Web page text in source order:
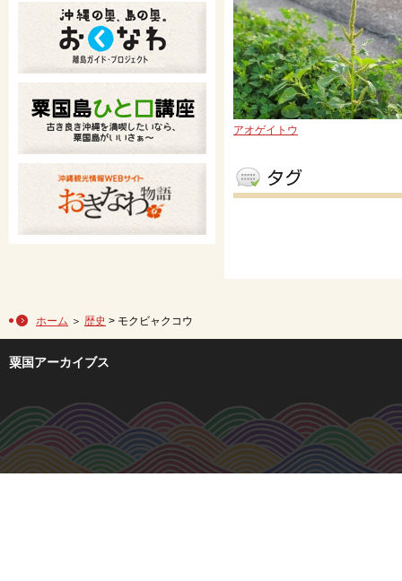
アオゲイトウ
ホーム ＞ 歴史 > モクビャクコウ
粟国アーカイブス